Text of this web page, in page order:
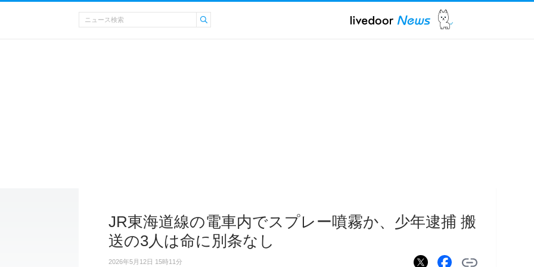
JR東海道線の電車内でスプレー噴霧か、少年逮捕 搬
送の3人は命に別条なし
2026年5月12日 15時11分